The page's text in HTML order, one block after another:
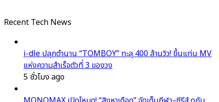
Recent Tech News
i-dle ปลุกตำนาน “TOMBOY” ทะลุ 400 ล้านวิว! ขึ้นแท่น MV
แห่งความสำเร็จตัวที่ 3 ของวง
5 ชั่วโมง ago